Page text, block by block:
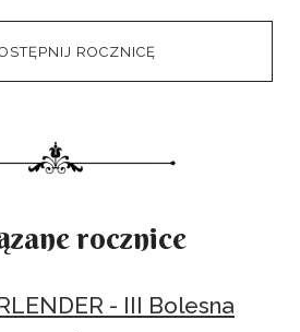
ROCZNICĘ
rocznice
- III Bolesna